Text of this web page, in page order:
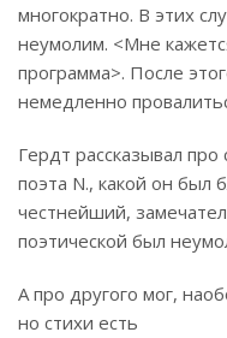
многократно. В этих
неумолим. <Мне
программа>. После
немедленно
Гердт рассказывал
поэта N., какой он был
честнейший,
поэтической был
А про другого мог,
но стихи есть